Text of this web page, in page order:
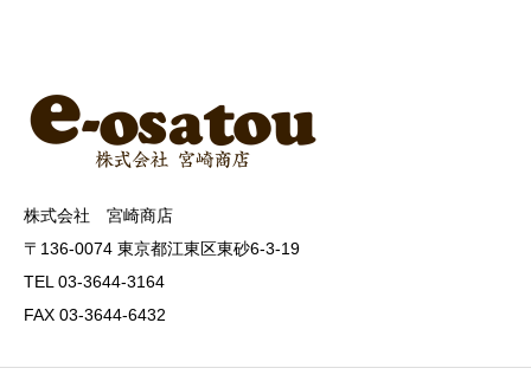
株式会社 宮崎商店
〒136-0074 東京都江東区東砂6-3-19
TEL 03-3644-3164
FAX 03-3644-6432